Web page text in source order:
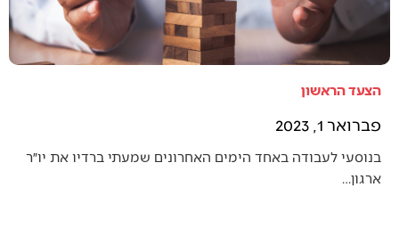
הצעד הראשון
פברואר 1, 2023
בנוסעי לעבודה באחד הימים האחרונים שמעתי ברדיו את יו״ר
ארגון…